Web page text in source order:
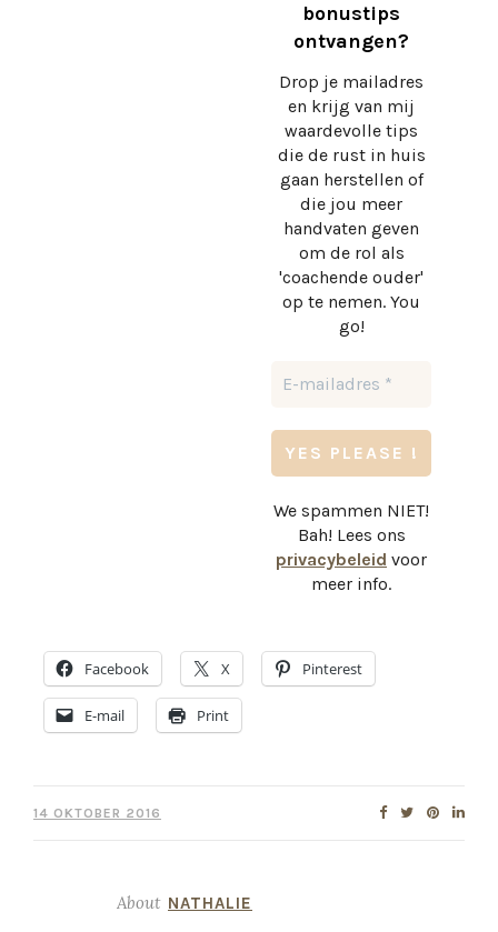
bonustips
ontvangen?
Drop je mailadres
en krijg van mij
waardevolle tips
die de rust in huis
gaan herstellen of
die jou meer
handvaten geven
om de rol als
'coachende ouder'
op te nemen. You
go!
We spammen NIET!
Bah! Lees ons
privacybeleid voor
meer info.
Facebook X Pinterest
E-mail Print
14 OKTOBER 2016
About NATHALIE